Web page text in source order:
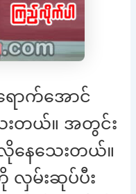
ာက်အောင်
းတယ်။ အတွင်း
လိုနေသေးတယ်။
လှမ်းဆုပ်ပီး